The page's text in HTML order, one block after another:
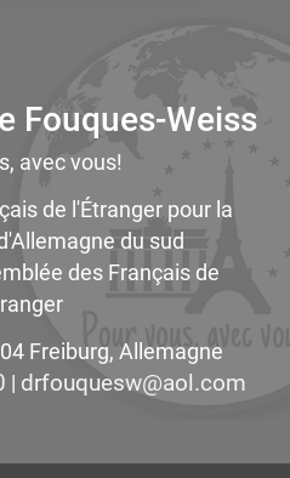
Fouques-Weiss
avec vous!
de l'Étranger pour la
du sud
des Français de
Freiburg, Allemagne
moc.loa@wseuquofrd